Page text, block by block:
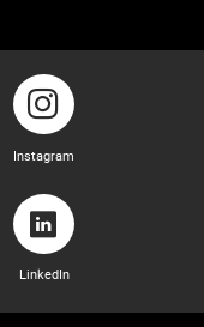
Instagram
LinkedIn